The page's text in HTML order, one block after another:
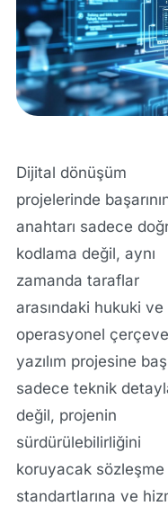
Dijital dönüşüm
projelerinde
anahtarı sadece
kodlama değil, aynı
zamanda taraflar
arasındaki hukuki ve
operasyonel
yazılım projesine
sadece teknik
değil, projenin
sürdürülebilirliğini
koruyacak sözleşme
standartlarına ve